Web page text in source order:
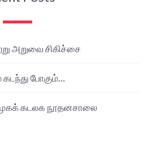
அறுவை சிகிச்சை
கடந்து போகும்…
கடலக நூதனசாலை